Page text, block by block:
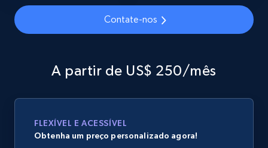
Amazon products global dataset - Collects
price, Currency, Availability, Reviews count, and
2.1K+ 375+
Contate-nos
A partir de US$ 250/mês
FLEXÍVEL E ACESSÍVEL
Obtenha um preço personalizado agora!